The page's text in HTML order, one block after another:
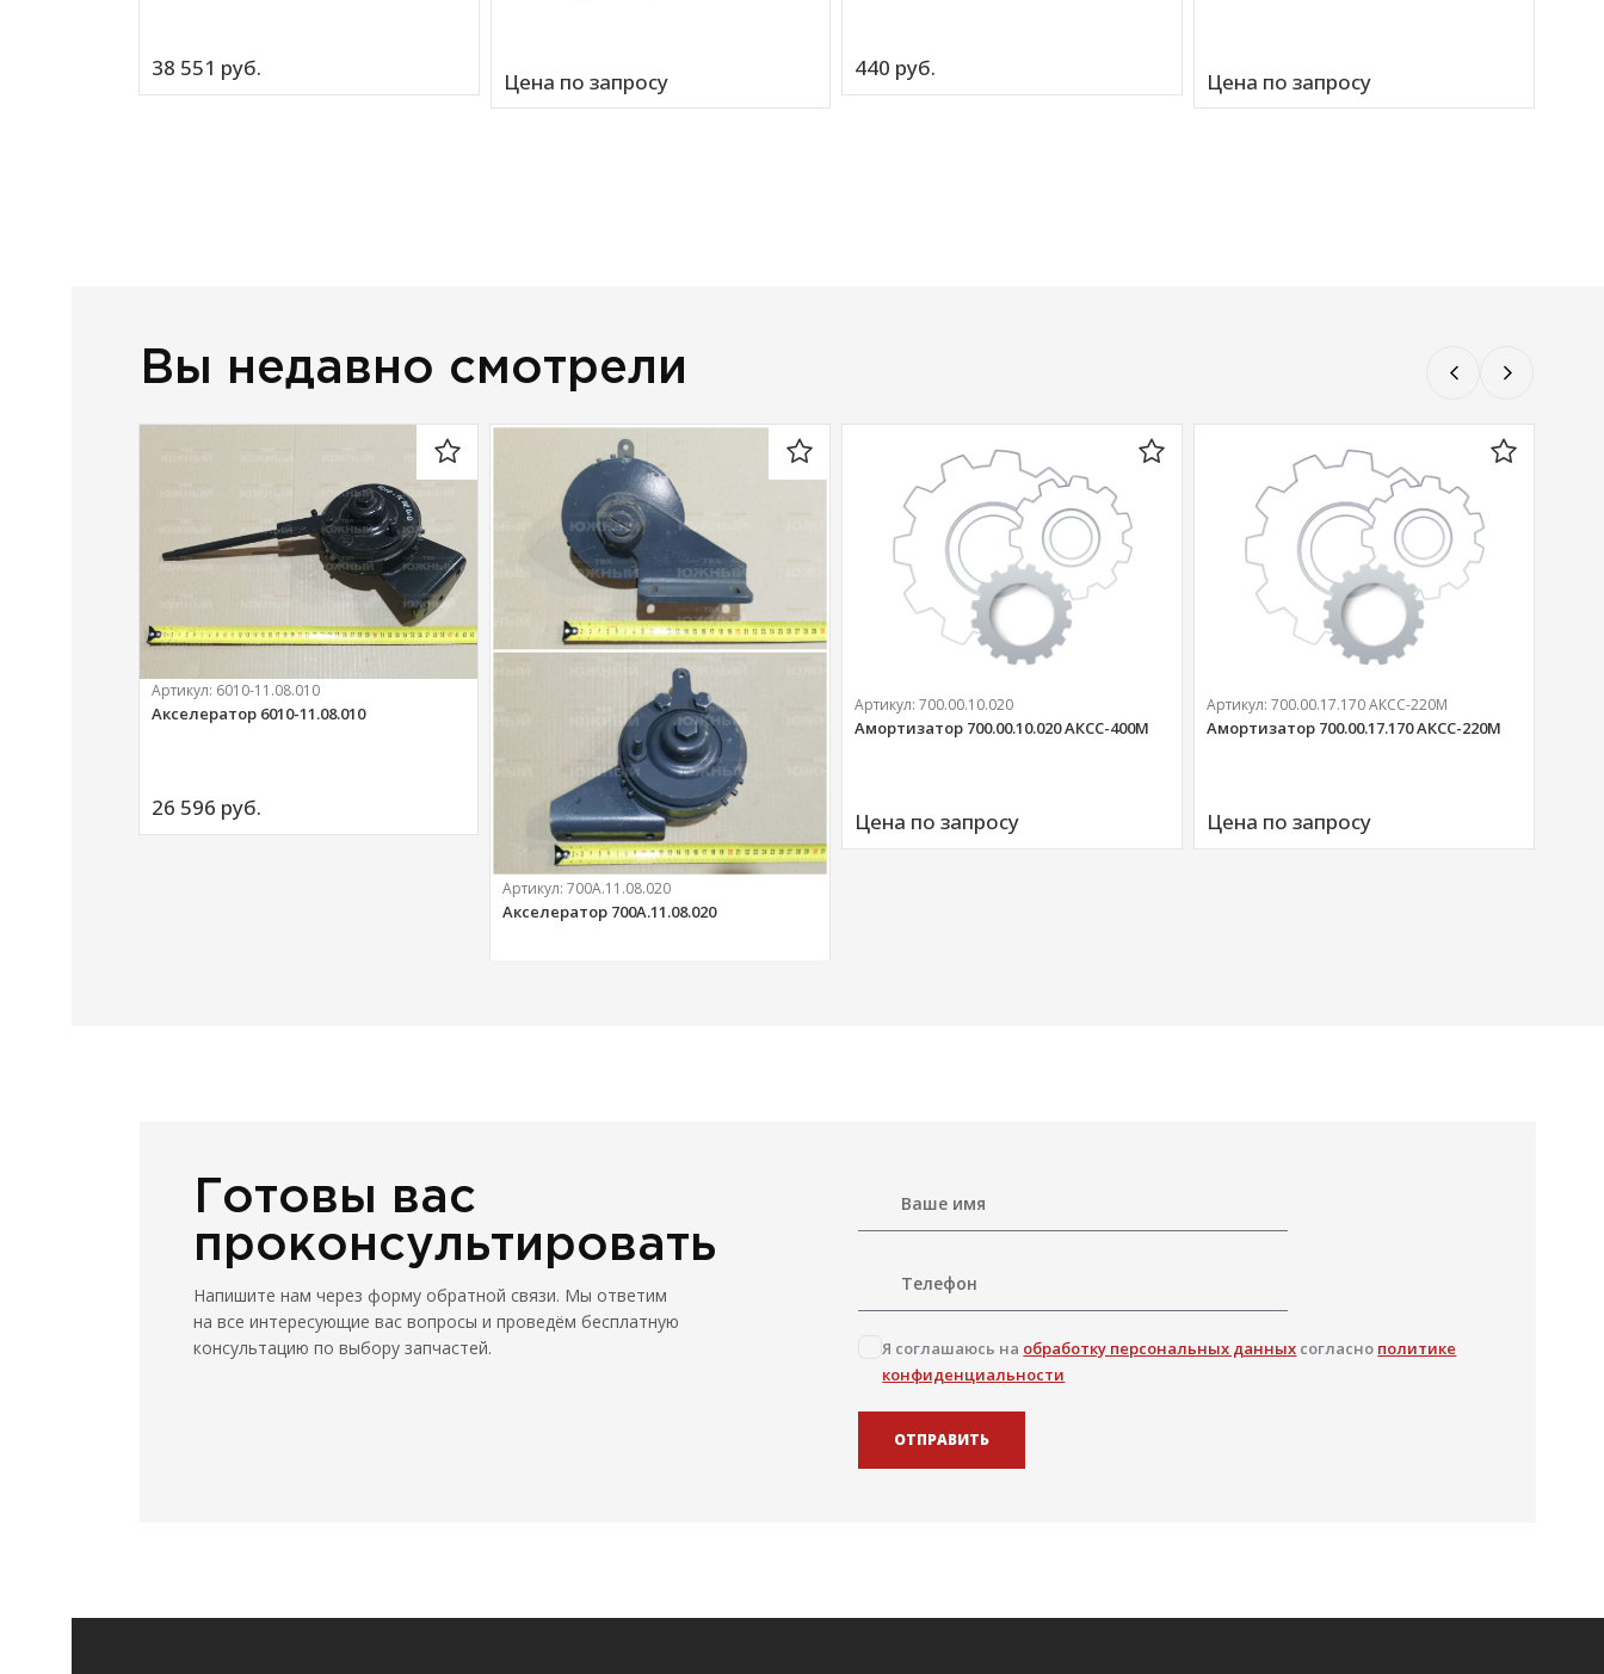
38 551 руб. Цена по запросу 440 руб. Цена по запросу
Вы недавно смотрели
Артикул: 6010-11.08.010
Акселератор 6010-11.08.010
26 596 руб.
Артикул:700А.11.08.020
Акселератор 700А.11.08.020
Артикул:700.00.10.020
Амортизатор 700.00.10.020 АКСС-400М
Цена по запросу
Артикул:700.00.17.170 АКСС-220М
Амортизатор 700.00.17.170 АКСС-220М
Цена по запросу
Готовы вас
проконсультировать
Напишите нам через форму обратной связи. Мы ответим
на все интересующие вас вопросы и проведём бесплатную
консультацию по выбору запчастей.
Я соглашаюсь на обработку персональных данных согласно политике
конфиденциальности
ОТПРАВИТЬ